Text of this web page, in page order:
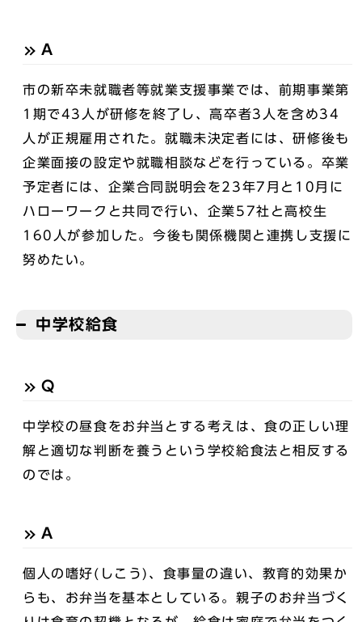
A
市の新卒未就職者等就業支援事業では、前期事業第
1期で43人が研修を終了し、高卒者3人を含め34
人が正規雇用された。就職未決定者には、研修後も
企業面接の設定や就職相談などを行っている。卒業
予定者には、企業合同説明会を23年7月と10月に
ハローワークと共同で行い、企業57社と高校生
160人が参加した。今後も関係機関と連携し支援に
努めたい。
中学校給食
Q
中学校の昼食をお弁当とする考えは、食の正しい理
解と適切な判断を養うという学校給食法と相反する
のでは。
A
個人の嗜好(しこう)、食事量の違い、教育的効果か
らも、お弁当を基本としている。親子のお弁当づく